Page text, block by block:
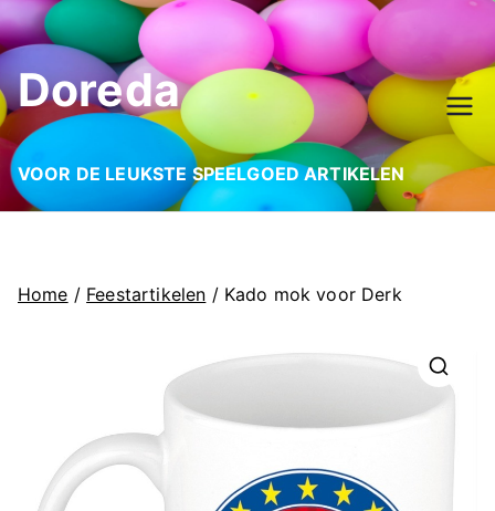
Ga
naar
de
inhoud
Doreda
VOOR DE LEUKSTE SPEELGOED ARTIKELEN
Home / Feestartikelen / Kado mok voor Derk